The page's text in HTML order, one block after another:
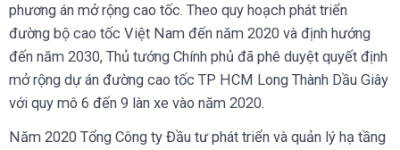
phương án mở rộng cao tốc. Theo quy hoạch phát triển
đường bộ cao tốc Việt Nam đến năm 2020 và định hướng
đến năm 2030, Thủ tướng Chính phủ đã phê duyệt quyết định
mở rộng dự án đường cao tốc TP HCM Long Thành Dầu Giây
với quy mô 6 đến 9 làn xe vào năm 2020.
Năm 2020 Tổng Công ty Đầu tư phát triển và quản lý hạ tầng